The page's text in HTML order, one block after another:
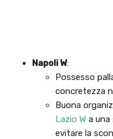
Napoli W:
Possesso
concretezza
Buona
Lazio W a
evitare la